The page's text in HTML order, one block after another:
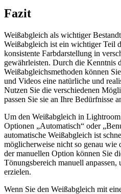
Fazit
Weißabgleich als wichtiger
Weißabgleich ist ein wichtiger Teil
konsistente Farbdarstellung in
gewährleisten. Durch die Kenntnis
Weißabgleichsmethoden können
und Videos eine natürliche und
Nutzen Sie die verschiedenen
passen Sie sie an Ihre Bedürfnisse
Um den Weißabgleich in
Optionen „Automatisch“ oder
automatische Weißabgleich ist
möglicherweise nicht so genau
der manuellen Option können Sie
Tönungsbereich manuell anpassen,
erzielen.
Wenn Sie den Weißabgleich mit